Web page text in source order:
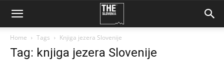
Home Tags Knjiga jezera Slovenije
Tag: knjiga jezera Slovenije